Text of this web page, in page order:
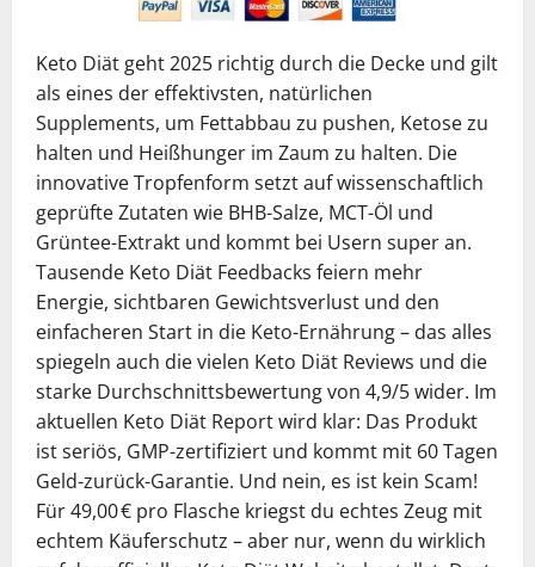
Keto Diät geht 2025 richtig durch die Decke und gilt
als eines der effektivsten, natürlichen
Supplements, um Fettabbau zu pushen, Ketose zu
halten und Heißhunger im Zaum zu halten. Die
innovative Tropfenform setzt auf wissenschaftlich
geprüfte Zutaten wie BHB-Salze, MCT-Öl und
Grüntee-Extrakt und kommt bei Usern super an.
Tausende Keto Diät Feedbacks feiern mehr
Energie, sichtbaren Gewichtsverlust und den
einfacheren Start in die Keto-Ernährung – das alles
spiegeln auch die vielen Keto Diät Reviews und die
starke Durchschnittsbewertung von 4,9/5 wider. Im
aktuellen Keto Diät Report wird klar: Das Produkt
ist seriös, GMP-zertifiziert und kommt mit 60 Tagen
Geld-zurück-Garantie. Und nein, es ist kein Scam!
Für 49,00 € pro Flasche kriegst du echtes Zeug mit
echtem Käuferschutz – aber nur, wenn du wirklich